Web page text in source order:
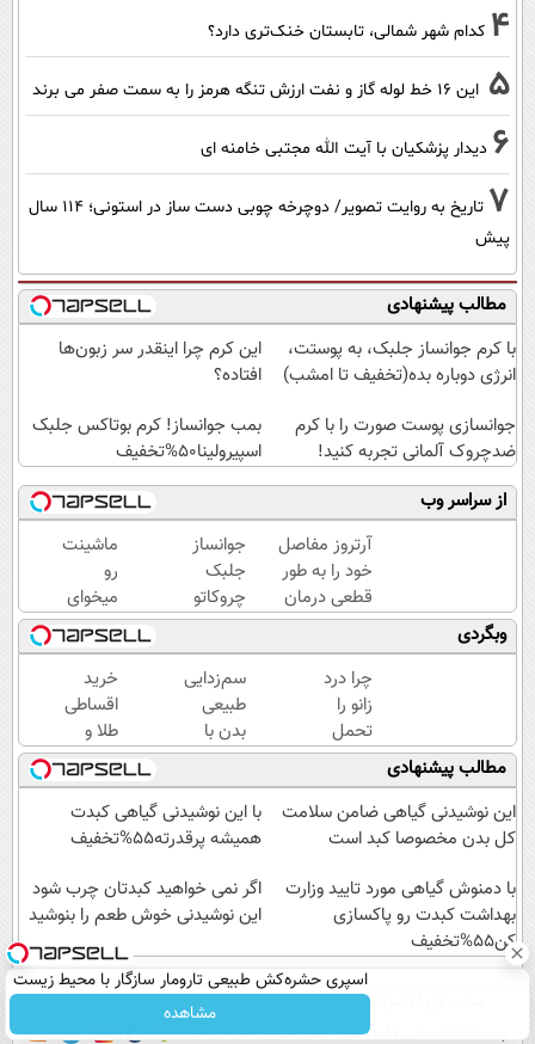
4 کدام شهر شمالی، تابستان خنک‌تری دارد؟
5 این 16 خط لوله گاز و نفت ارزش تنگه هرمز را به سمت صفر می برند
6 دیدار پزشکیان با آیت الله مجتبی خامنه ای
7
تاریخ به روایت تصویر/ دوچرخه چوبی دست ساز در استونی؛ 114 سال
پیش
مطالب پیشنهادی
با کرم جوانساز جلبک، به پوستت،
انرژی دوباره بده(تخفیف تا امشب)
این کرم چرا اینقدر سر زبون‌ها
افتاده؟
جوانسازی پوست صورت را با کرم
ضدچروک آلمانی تجربه کنید!
بمب جوانساز! کرم بوتاکس جلبک
اسپیرولینا50%تخفیف
از سراسر وب
آرتروز مفاصل
خود را به طور
قطعی درمان
کنید!
◗پرسش‌نامه◖
جوانساز
جلبک
چروکاتو
مثل اتو
صاف
میکنه
😍
ماشینت
رو
میخوای
بفروشی؟
اینجا یک
روزه
برات
میفروشه
وبگردی
چرا درد
زانو را
تحمل
می‌کنی؟
خیلی
ساده
درمنزل
کن
سم‌زدایی
طبیعی
بدن با
دمنوشی
حاوی 10
گیاه موثر
۵۵٪
خرید
اقساطی
طلا و
گوشی
فقط با
یک برگ
چک
مطالب پیشنهادی
این نوشیدنی گیاهی ضامن سلامت
کل بدن مخصوصا کبد است
با این نوشیدنی گیاهی کبدت
همیشه پرقدرته55%تخفیف
با دمنوش گیاهی مورد تایید وزارت
بهداشت کبدت رو پاکسازی
کن55%تخفیف
اگر نمی خواهید کبدتان چرب شود
این نوشیدنی خوش طعم را بنوشید
اسپری حشره‌کش طبیعی تارومار سازگار با محیط زیست
و با محافظت طبیعی
مشاهده عصر ایران۲ تماس با ما
آب و هوا اوقات شرعی سواد زندگی